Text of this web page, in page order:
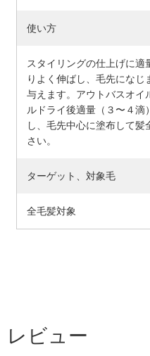
使い方
スタイリングの仕上げに適
りよく伸ばし、毛先にな
与えます。アウトバスオイ
ルドライ後適量（３〜４
し、毛先中心に塗布して
さい。
ターゲット、対象毛
全毛髪対象
レビュー